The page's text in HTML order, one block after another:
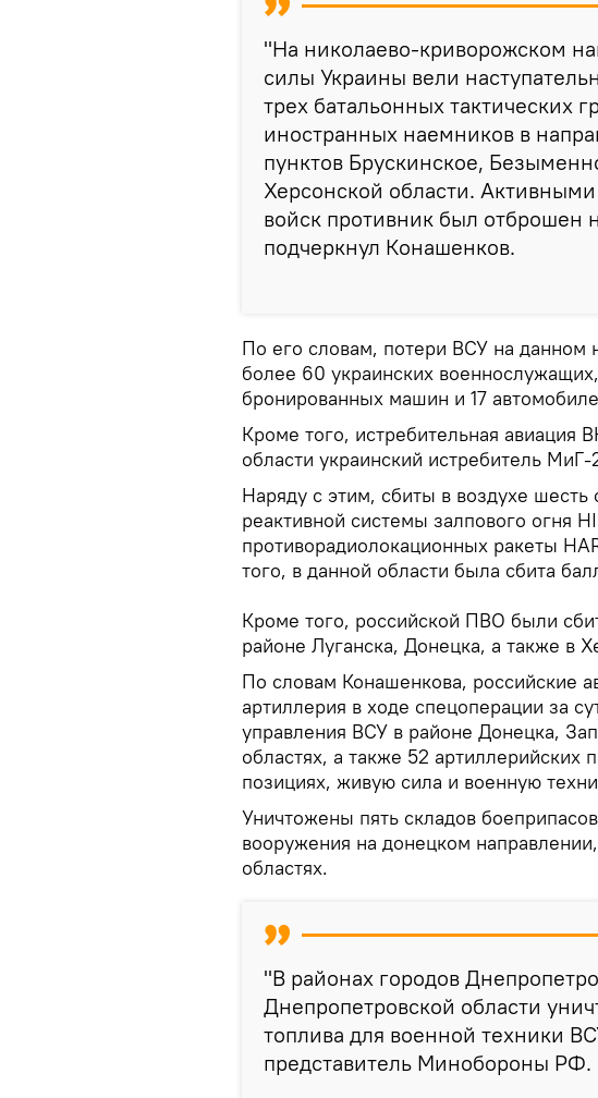
"На николаево-криворожском
силы Украины вели
трех батальонных тактических
иностранных наемников в
пунктов Брускинское,
Херсонской области.
войск противник был отброшен
подчеркнул Конашенков.
По его словам, потери ВСУ на данном
более 60 украинских
бронированных машин и 17
Кроме того, истребительная авиация
области украинский истребитель МиГ-
Наряду с этим, сбиты в воздухе шесть
реактивной системы залпового огня
противорадиолокационных ракеты
того, в данной области была сбита
Кроме того, российской ПВО были
районе Луганска, Донецка, а также в
По словам Конашенкова, российские
артиллерия в ходе спецоперации за
управления ВСУ в районе Донецка,
областях, а также 52 артиллерийских
позициях, живую сила и военную
Уничтожены пять складов
вооружения на донецком
областях.
"В районах городов
Днепропетровской области
топлива для военной техники
представитель Минобороны РФ.